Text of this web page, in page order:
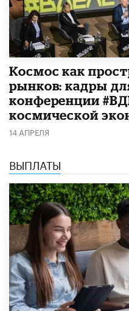
Космос как
рынков: кадры
конференции
космической
14 АПРЕЛЯ
ВЫПЛАТЫ